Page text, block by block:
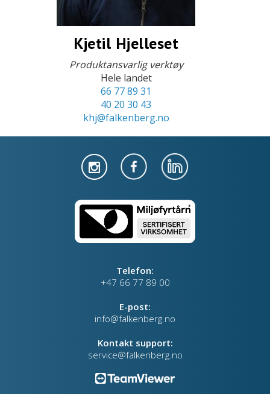
Kjetil Hjelleset
Produktansvarlig verktøy
Hele landet
66 77 89 31
40 20 30 43
khj@falkenberg.no
Telefon:
+47 66 77 89 00
E-post:
info@falkenberg.no
Kontakt support:
service@falkenberg.no